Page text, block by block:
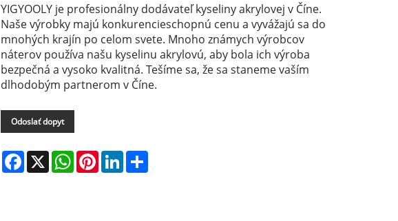
YIGYOOLY je profesionálny dodávateľ kyseliny akrylovej v Číne.
Naše výrobky majú konkurencieschopnú cenu a vyvážajú sa do
mnohých krajín po celom svete. Mnoho známych výrobcov
náterov používa našu kyselinu akrylovú, aby bola ich výroba
bezpečná a vysoko kvalitná. Tešíme sa, že sa staneme vaším
dlhodobým partnerom v Číne.
Odoslať dopyt
Facebook
X WhatsAppPinterestLinkedInShare